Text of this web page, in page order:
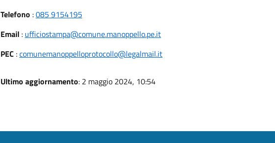
Telefono :085 9154195
Email: ufficiostampa@comune.manoppello.pe.it
PEC :comunemanoppelloprotocollo@legalmail.it
Ultimo aggiornamento: 2 maggio 2024, 10:54